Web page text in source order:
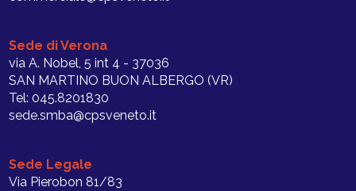
Sede di Verona
via A. Nobel, 5 int 4 - 37036
SAN MARTINO BUON ALBERGO (VR)
Tel: 045.8201830
sede.smba@cpsveneto.it
Sede Legale
Via Pierobon 81/83